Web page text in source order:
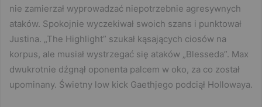
nie zamierzał wyprowadzać niepotrzebnie agresywnych
ataków. Spokojnie wyczekiwał swoich szans i punktował
Justina. „The Highlight” szukał kąsających ciosów na
korpus, ale musiał wystrzegać się ataków „Blesseda”. Max
dwukrotnie dźgnął oponenta palcem w oko, za co został
upominany. Świetny low kick Gaethjego podciął Hollowaya.